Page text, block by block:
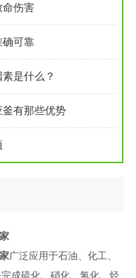
命伤害
确可靠
是什么？
有那些优势
广泛应用于石油、化工、
成硫化、硝化、氢化、烃